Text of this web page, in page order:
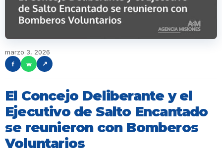
marzo 3, 2026
f
w ↗
El Concejo Deliberante y el
Ejecutivo de Salto Encantado
se reunieron con Bomberos
Voluntarios